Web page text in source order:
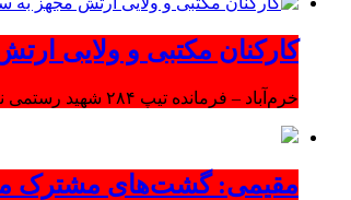
کارکنان مکتبی و ولایی
خرم‌آباد – فرمانده تیپ ۲۸۴ شهید رستمی نزاجا، تأکید کرد: کارکنان مکتبی و ولایی ارتش مجهز به سلاح ایمان و معنویت هستند.
مقیمی: گشت‌های مشترک